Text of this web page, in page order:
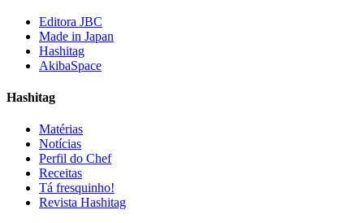
Editora JBC
Made in Japan
Hashitag
AkibaSpace
Hashitag
Matérias
Notícias
Perfil do Chef
Receitas
Tá fresquinho!
Revista Hashitag